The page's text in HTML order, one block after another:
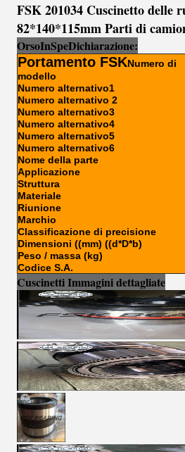
FSK 201034 Cuscinetto delle
82*140*115mm Parti di
OrsoInSpeDichiarazione:
Portamento FSKNumero di
modello
Numero alternativo1
Numero alternativo 2
Numero alternativo3
Numero alternativo4
Numero alternativo5
Numero alternativo6
Nome della parte
Applicazione
Struttura
Materiale
Riunione
Marchio
Classificazione di precisione
Dimensioni ((mm) ((d*D*b)
Peso / massa (kg)
Codice S.A.
Cuscinetti Immagini dettagliate